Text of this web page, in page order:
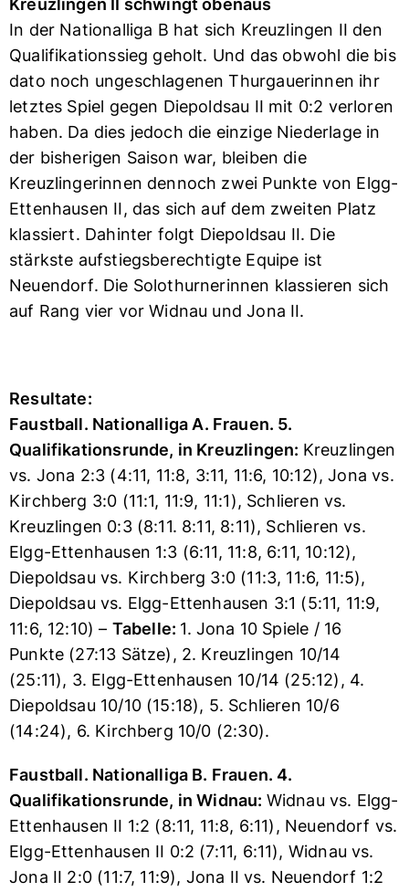
Kreuzlingen II schwingt obenaus
In der Nationalliga B hat sich Kreuzlingen II den
Qualifikationssieg geholt. Und das obwohl die bis
dato noch ungeschlagenen Thurgauerinnen ihr
letztes Spiel gegen Diepoldsau II mit 0:2 verloren
haben. Da dies jedoch die einzige Niederlage in
der bisherigen Saison war, bleiben die
Kreuzlingerinnen dennoch zwei Punkte von Elgg-
Ettenhausen II, das sich auf dem zweiten Platz
klassiert. Dahinter folgt Diepoldsau II. Die
stärkste aufstiegsberechtigte Equipe ist
Neuendorf. Die Solothurnerinnen klassieren sich
auf Rang vier vor Widnau und Jona II.
Resultate:
Faustball. Nationalliga A. Frauen. 5.
Qualifikationsrunde, in Kreuzlingen: Kreuzlingen
vs. Jona 2:3 (4:11, 11:8, 3:11, 11:6, 10:12), Jona vs.
Kirchberg 3:0 (11:1, 11:9, 11:1), Schlieren vs.
Kreuzlingen 0:3 (8:11. 8:11, 8:11), Schlieren vs.
Elgg-Ettenhausen 1:3 (6:11, 11:8, 6:11, 10:12),
Diepoldsau vs. Kirchberg 3:0 (11:3, 11:6, 11:5),
Diepoldsau vs. Elgg-Ettenhausen 3:1 (5:11, 11:9,
11:6, 12:10) – Tabelle: 1. Jona 10 Spiele / 16
Punkte (27:13 Sätze), 2. Kreuzlingen 10/14
(25:11), 3. Elgg-Ettenhausen 10/14 (25:12), 4.
Diepoldsau 10/10 (15:18), 5. Schlieren 10/6
(14:24), 6. Kirchberg 10/0 (2:30).
Faustball. Nationalliga B. Frauen. 4.
Qualifikationsrunde, in Widnau: Widnau vs. Elgg-
Ettenhausen II 1:2 (8:11, 11:8, 6:11), Neuendorf vs.
Elgg-Ettenhausen II 0:2 (7:11, 6:11), Widnau vs.
Jona II 2:0 (11:7, 11:9), Jona II vs. Neuendorf 1:2